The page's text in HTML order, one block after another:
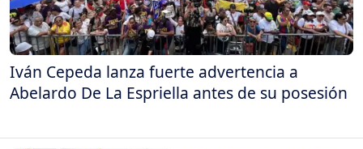
Iván Cepeda lanza fuerte advertencia a
Abelardo De La Espriella antes de su posesión